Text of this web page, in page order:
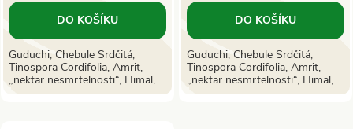
DO KOŠÍKU
Guduchi, Chebule Srdčitá,
Tinospora Cordifolia, Amrit,
„nektar nesmrtelnosti“, Himal,
DO KOŠÍKU
Guduchi, Chebule Srdčitá,
Tinospora Cordifolia, Amrit,
„nektar nesmrtelnosti“, Himal,